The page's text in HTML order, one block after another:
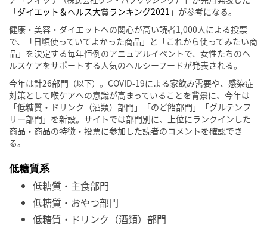
「ダイエット＆ヘルス大賞ランキング2021 」が参考になる。
健康・美容・ダイエットへの関心が高い読者1,000人による投票
で、「日頃使っていてよかった商品」と「これから使ってみたい商
品」を決定する毎年恒例のアニュアルイベントで、女性たちのヘ
ルスケアをサポートする人気のヘルシーフードが発表される。
今年は計26部門 （以下） 。COVID-19による家飲み需要や、感染症
対策として喉ケアへの意識が高まっていることを背景に、今年は
「低糖質・ドリンク（酒類）部門」「のど飴部門」「グルテンフ
リー部門」を新設。サイトでは部門別に、上位にランクインした
商品・商品の特徴・投票に参加した読者のコメントを確認でき
る。
低糖質系
低糖質・主食部門
低糖質・おやつ部門
低糖質・ドリンク（酒類）部門